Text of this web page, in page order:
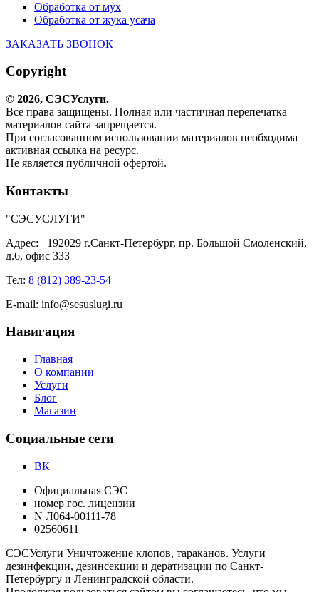
Обработка от мух
Обработка от жука усача
ЗАКАЗАТЬ ЗВОНОК
Copyright
© 2026, СЭСУслуги.
Все права защищены. Полная или частичная перепечатка
материалов сайта запрещается.
При согласованном использовании материалов необходима
активная ссылка на ресурс.
Не является публичной офертой.
Контакты
"СЭСУСЛУГИ"
Адрес:
192029 г.Санкт-Петербург, пр. Большой Смоленский,
д.6, офис 333
Тел: 8 (812) 389-23-54
E-mail: info@sesuslugi.ru
Навигация
Главная
О компании
Услуги
Блог
Магазин
Социальные сети
ВК
Официальная СЭС
номер гос. лицензии
N Л064-00111-78
02560611
СЭСУслуги Уничтожение клопов, тараканов. Услуги
дезинфекции, дезинсекции и дератизации по Санкт-
Петербургу и Ленинградской области.